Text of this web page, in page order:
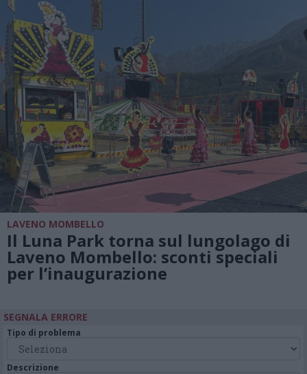
LAVENO MOMBELLO
Il Luna Park torna sul lungolago di
Laveno Mombello: sconti speciali
per l’inaugurazione
SEGNALA ERRORE
Tipo di problema
Descrizione